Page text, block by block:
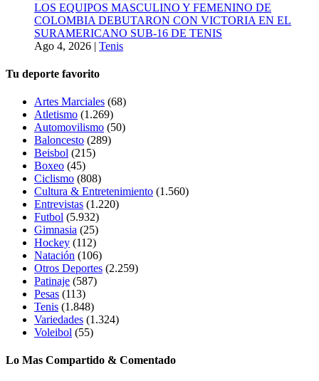
LOS EQUIPOS MASCULINO Y FEMENINO DE
COLOMBIA DEBUTARON CON VICTORIA EN EL
SURAMERICANO SUB-16 DE TENIS
Ago 4, 2026 | Tenis
Tu deporte favorito
Artes Marciales (68)
Atletismo (1.269)
Automovilismo (50)
Baloncesto (289)
Beisbol (215)
Boxeo (45)
Ciclismo (808)
Cultura & Entretenimiento (1.560)
Entrevistas (1.220)
Futbol (5.932)
Gimnasia (25)
Hockey (112)
Natación (106)
Otros Deportes (2.259)
Patinaje (587)
Pesas (113)
Tenis (1.848)
Variedades (1.324)
Voleibol (55)
Lo Mas Compartido & Comentado